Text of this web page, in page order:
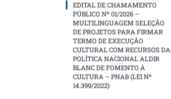
EDITAL DE CHAMAMENTO
PÚBLICO Nº 01/2026 –
MULTILINGUAGEM SELEÇÃO
DE PROJETOS PARA FIRMAR
TERMO DE EXECUÇÃO
CULTURAL COM RECURSOS DA
POLÍTICA NACIONAL ALDIR
BLANC DE FOMENTO À
CULTURA – PNAB (LEI Nº
14.399/2022)